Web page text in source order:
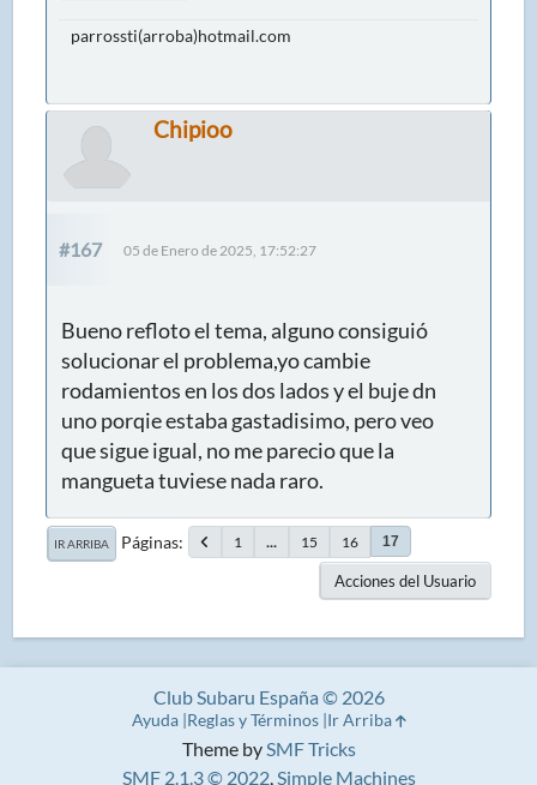
parrossti(arroba)hotmail.com
Chipioo
#167 05 de Enero de 2025, 17:52:27
Bueno refloto el tema, alguno consiguió
solucionar el problema,yo cambie
rodamientos en los dos lados y el buje dn
uno porqie estaba gastadisimo, pero veo
que sigue igual, no me parecio que la
mangueta tuviese nada raro.
IR ARRIBA Páginas 1 ... 15 16 17
Acciones del Usuario
Theme bySMF Tricks
SMF 2.1.3 © 2022,Simple Machines
Club Subaru España © 2026
Ayuda Reglas y Términos Ir Arriba